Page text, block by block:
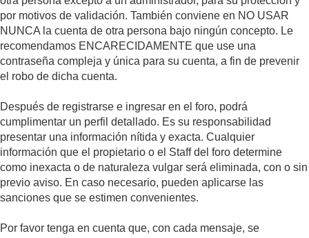
por motivos de validación. También conviene en NO USAR
NUNCA la cuenta de otra persona bajo ningún concepto. Le
recomendamos ENCARECIDAMENTE que use una
contraseña compleja y única para su cuenta, a fin de prevenir
el robo de dicha cuenta.
Después de registrarse e ingresar en el foro, podrá
cumplimentar un perfil detallado. Es su responsabilidad
presentar una información nítida y exacta. Cualquier
información que el propietario o el Staff del foro determine
como inexacta o de naturaleza vulgar será eliminada, con o sin
previo aviso. En caso necesario, pueden aplicarse las
sanciones que se estimen convenientes.
Por favor tenga en cuenta que, con cada mensaje, se